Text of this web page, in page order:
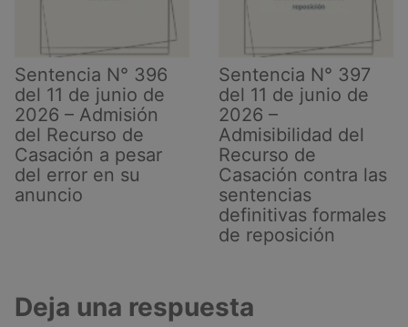
Sentencia N° 396
del 11 de junio de
2026 – Admisión
del Recurso de
Casación a pesar
del error en su
anuncio
Sentencia N° 397
del 11 de junio de
2026 –
Admisibilidad del
Recurso de
Casación contra las
sentencias
definitivas formales
de reposición
Deja una respuesta